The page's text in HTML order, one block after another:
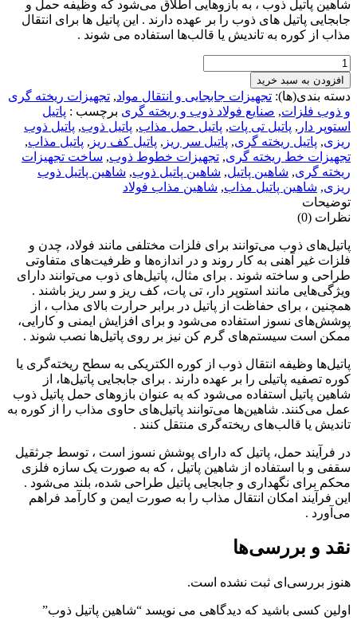
شاهین پاتیل ذوب ، به بازوهایی اطلاق می‌شود که وظیفه حمل و
جابجایی پاتیل‌ های ذوب را بر عهده دارند . این پاتیل‌ ها برای انتقال
مذاب از کوره به تاندیش یا قالب‌ها استفاده می‌ شوند .
شاهین
پاتیل
ذوب
عدد
افزودن به سبد خرید
دسته بندی(ها): تجهیزات جابجایی و انتقال مواد, تجهیزات ریخته گری
و ذوب فلزات, صنایع فولاد ذوب و ریخته گری برچسب : پاتیل
استوپر دار , پاتیل تی پات, پاتیل حمل مذاب, پاتیل ذوب, پاتیل ذوب
ریزی, پاتیل ریخته گری, پاتیل سر ریز , پاتیل کف ریز , پاتیل مذاب,
تجهیزات خط ریخته گری, تجهیزات خطوط ذوب, ساخت تجهیزات
ریخته گری, شاهین پاتیل, شاهین پاتیل ذوب, شاهین پاتیل ذوب
ریزی, شاهین پاتیل مذاب, شاهین مذاب فولاد
توضیحات
نظرات (0)
پاتیل‌های ذوب می‌توانند برای فلزات مختلفی مانند فولاد، چدن و
فلزات غیر آهنی به کار روند و در اندازه‌ها و ظرفیت‌های متفاوتی
طراحی و ساخته شوند . برای مثال، پاتیل‌های ذوب می‌توانند دارای
ویژگی‌هایی مانند استوپر دار، تی پات، کف ریز و سر ریز باشند .
همچنین ، برای حفاظت از پاتیل در برابر حرارت بالای مذاب ، از
پوشش‌های نسوز استفاده می‌شود و برای افزایش ایمنی و کارایی،
ممکن است سیستم‌های گرم کن نیز بر روی پاتیل‌ها نصب شوند .
پاتیل‌ها وظیفه انتقال ذوب از کوره الکتریکی به سطح ریخته‌گری یا
کوره تصفیه پاتیلی را بر عهده دارند . برای جابجایی پاتیل‌ها، از
شاهین پاتیل استفاده می‌شود که به عنوان بازوهای حمل پاتیل ذوب
عمل می‌کنند. شاهین‌ها می‌توانند پاتیل‌های حاوی مذاب را از کوره به
تاندیش یا قالب‌های ریخته‌گری منتقل کنند .
در فرآیند حمل، پاتیل که دارای پوشش نسوز است ، توسط جرثقیل
سقفی و با استفاده از شاهین پاتیل ، که به صورت یک سازه فلزی
محکم برای نگهداری و جابجایی پاتیل طراحی شده، بلند می‌شود .
این فرآیند امکان انتقال مذاب را به صورت ایمن و کارآمد فراهم
می‌آورد .
نقد و بررسی‌ها
هنوز بررسی‌ای ثبت نشده است.
اولین کسی باشید که دیدگاهی می نویسد “شاهین پاتیل ذوب”